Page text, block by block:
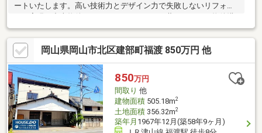
ートいたします。高い技術力とデザイン力で失敗しないリフォー
ムを実現。中古物件をリノベ・リフォームで蘇らせます。物件購
入費用とリノベ工事費用を一緒にローンで組む提案も可能です。
3Dモデリングでリフォームの完成予想図を立体的に表現。購入・
買い替え・購入+リノベーションなど、お気軽にご相談くださ
い！お問い合わせは【086-250-9005】または資料請求・来場予約
ボタンから。予約カレンダー上で予約が出来ない日程に関しまし
ても、お問い合わせいただけますとご対応可能な事がございます
ので一度お問い合わせください
岡山県岡山市北区建部町福渡 850万円 他
850万円
間取り 他
建物面積505.18m2
土地面積356.32m2
築年月 1967年12月(築58年9ヶ月)